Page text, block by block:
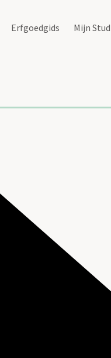
Erfgoedgids Mijn